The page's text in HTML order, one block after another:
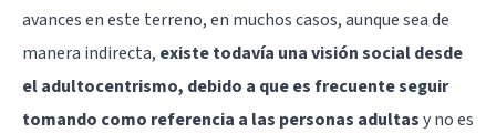
avances en este terreno, en muchos casos, aunque sea de
manera indirecta, existe todavía una visión social desde
el adultocentrismo, debido a que es frecuente seguir
tomando como referencia a las personas adultasy no es